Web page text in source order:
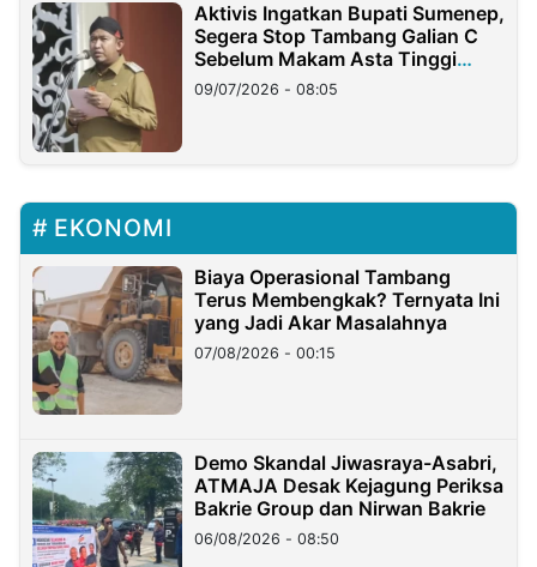
Aktivis Ingatkan Bupati Sumenep,
Segera Stop Tambang Galian C
Sebelum Makam Asta Tinggi
Longsor
09/07/2026 - 08:05
EKONOMI
Biaya Operasional Tambang
Terus Membengkak? Ternyata Ini
yang Jadi Akar Masalahnya
07/08/2026 - 00:15
Demo Skandal Jiwasraya-Asabri,
ATMAJA Desak Kejagung Periksa
Bakrie Group dan Nirwan Bakrie
06/08/2026 - 08:50